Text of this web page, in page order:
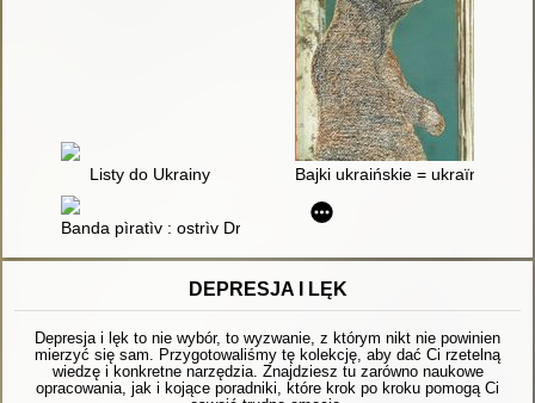
Listy do Ukrainy Bajki ukraińskie = ukraïns'kì
Banda pìratìv : ostrìv Drakona
DEPRESJA I LĘK
Depresja i lęk to nie wybór, to wyzwanie, z którym nikt nie powinien
mierzyć się sam. Przygotowaliśmy tę kolekcję, aby dać Ci rzetelną
wiedzę i konkretne narzędzia. Znajdziesz tu zarówno naukowe
opracowania, jak i kojące poradniki, które krok po kroku pomogą Ci